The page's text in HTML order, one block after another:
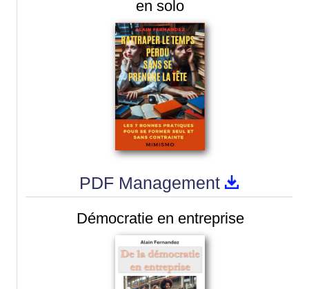
en solo
PDF Management
Démocratie en entreprise